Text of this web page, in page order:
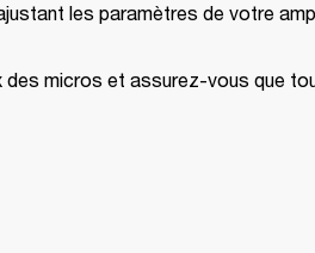
les paramètres de votre
des micros et assurez-vous que